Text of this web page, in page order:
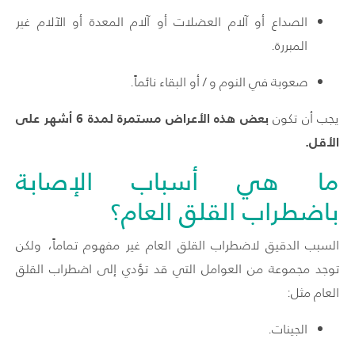
الصداع أو آلام العضلات أو آلام المعدة أو الآلام غير
المبررة.
صعوبة في النوم و / أو البقاء نائماً.
يجب أن تكون
بعض هذه الأعراض مستمرة لمدة 6 أشهر على
الأقل.
ما هي أسباب الإصابة
باضطراب القلق العام؟
السبب الدقيق لاضطراب القلق العام غير مفهوم تماماً، ولكن
توجد مجموعة من العوامل التي قد تؤدي إلى اضطراب القلق
العام مثل:
الجينات.